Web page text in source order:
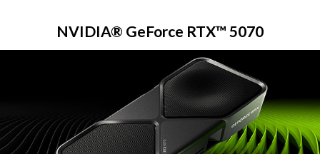
NVIDIA® GeForce RTX™ 5070